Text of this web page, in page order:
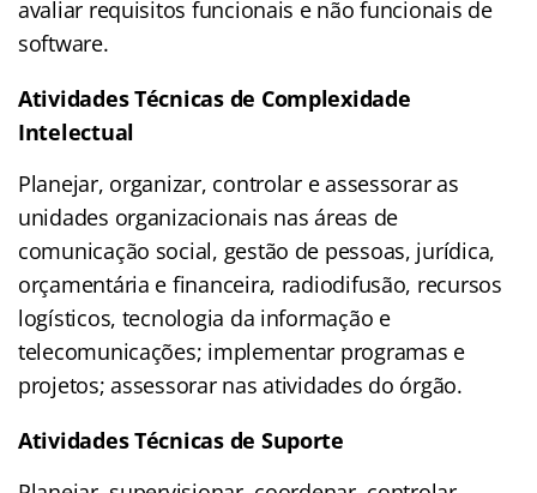
avaliar requisitos funcionais e não funcionais de
software.
Atividades Técnicas de Complexidade
Intelectual
Planejar, organizar, controlar e assessorar as
unidades organizacionais nas áreas de
comunicação social, gestão de pessoas, jurídica,
orçamentária e financeira, radiodifusão, recursos
logísticos, tecnologia da informação e
telecomunicações; implementar programas e
projetos; assessorar nas atividades do órgão.
Atividades Técnicas de Suporte